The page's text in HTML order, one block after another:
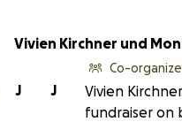
Vivien Kirchner und
J
J
Co-
Vivien
fundraiser on